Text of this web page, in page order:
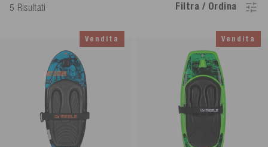
5 Risultati Filtra / Ordina
Vendita Vendita